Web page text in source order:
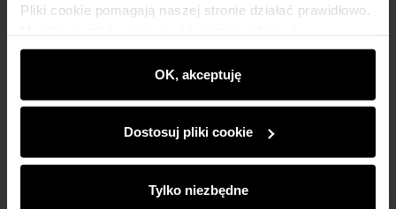
Pliki cookie pomagają naszej stronie działać prawidłowo.
wyświetlać im dopasowane do ich preferencji treści,
rekomendacje oraz komunikaty reklamowe informujące o
najnowszych promocjach w e-sklepie. Informacje o tym,
partnerom społecznościowym, reklamowym i
analitycznym. Partnerzy mogą połączyć te informacje z
podczas korzystania z ich usług.
OK, akceptuję
Dostosuj pliki cookie
Tylko niezbędne